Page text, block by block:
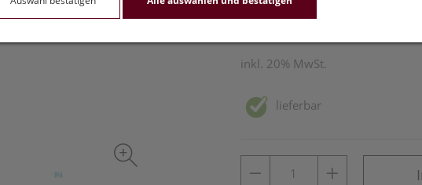
1 Stk. / Einheit
inkl. 20% MwSt.
lieferbar